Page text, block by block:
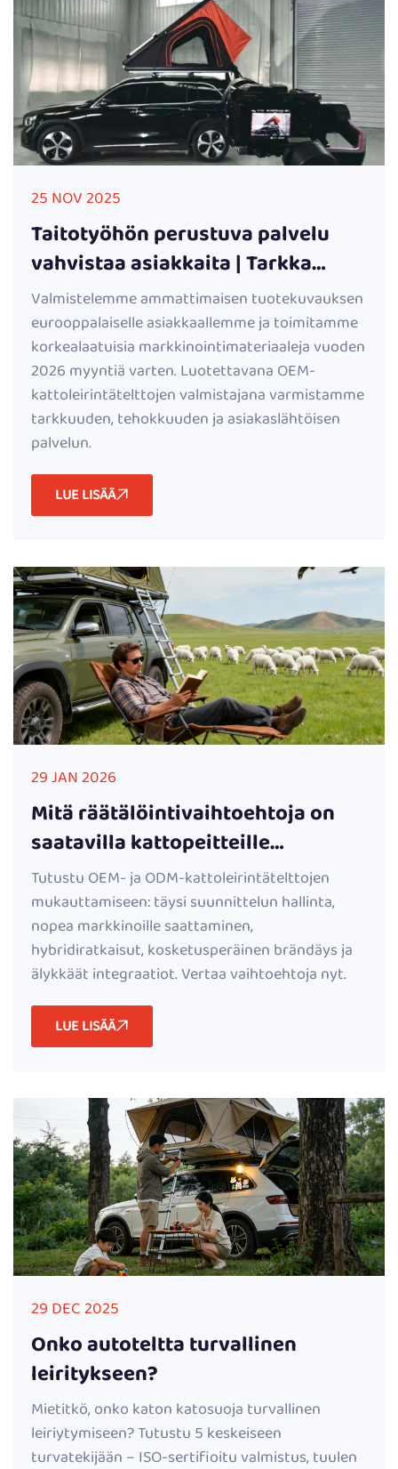
25 NOV 2025
Taitotyöhön perustuva palvelu
vahvistaa asiakkaita | Tarkka
tuotekuvaukset tukevat
myyntimenestyksellä vuonna 2026
Valmistelemme ammattimaisen tuotekuvauksen
eurooppalaiselle asiakkaallemme ja toimitamme
korkealaatuisia markkinointimateriaaleja vuoden
2026 myyntiä varten. Luotettavana OEM-
kattoleirintätelttojen valmistajana varmistamme
tarkkuuden, tehokkuuden ja asiakaslähtöisen
palvelun.
LUE LISÄÄ
29 JAN 2026
Mitä räätälöintivaihtoehtoja on
saatavilla kattopeitteille
OEM-/ODM-palveluissa?
Tutustu OEM- ja ODM-kattoleirintätelttojen
mukauttamiseen: täysi suunnittelun hallinta,
nopea markkinoille saattaminen,
hybridiratkaisut, kosketusperäinen brändäys ja
älykkäät integraatiot. Vertaa vaihtoehtoja nyt.
LUE LISÄÄ
29 DEC 2025
Onko autoteltta turvallinen
leiritykseen?
Mietitkö, onko katon katosuoja turvallinen
leiriytymiseen? Tutustu 5 keskeiseen
turvatekijään – ISO-sertifioitu valmistus, tuulen